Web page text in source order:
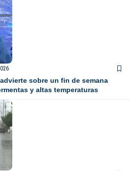
sobre un fin de semana
y altas temperaturas